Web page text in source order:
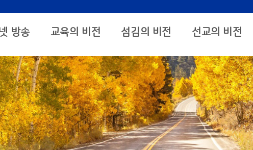
방송 교육의 비전 섬김의 비전 선교의 비전